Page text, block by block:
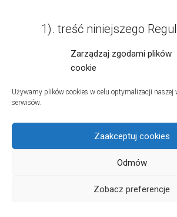
Zarządzaj zgodami plików
cookie
Używamy plików cookies w celu optymalizacji naszej
serwisów.
Zaakceptuj cookies
Odmów
Zobacz preferencje
1). treść niniejszego
utrwaloną na trwałym
pośrednictwa mogła
przed upływem 14 dni od
umowy, konieczne jest
trwałym nośniku,